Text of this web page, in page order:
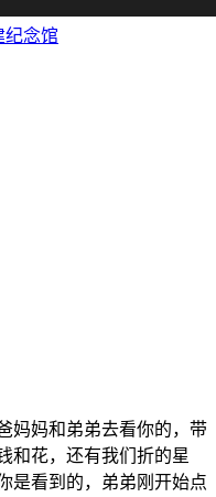
纪念馆
妈妈和弟弟去看你的，带
和花，还有我们折的星
是看到的，弟弟刚开始点